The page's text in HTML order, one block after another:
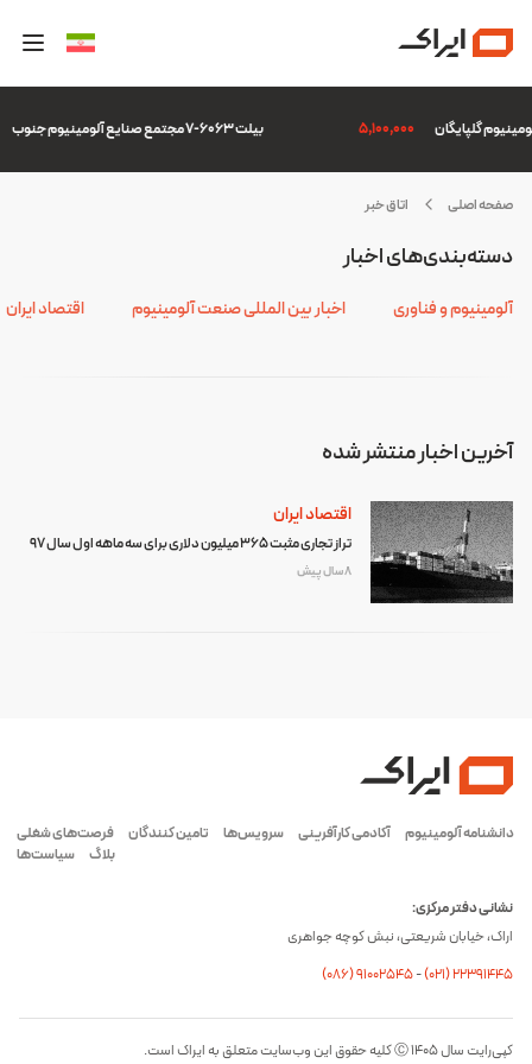
بیلت 6063-7 مجتمع صنایع آلومینیوم جنوب 5,100,000
صفحه اصلی اتاق خبر
صادرات
نفتی
آخرین اخبار منتشر شده
اقتصاد ایران
تراز تجاری مثبت 365 میلیون دلاری برای سه ماهه اول سال 97
8 سال پیش
دسته‌بندی‌های اخبار
آلومینیوم و فناوری اخبار بین المللی صنعت آلومینیوم اقتصاد ایران
دانشنامه آلومینیوم آکادمی کارآفرینی سرویس‌ها تامین کنندگان
فرصت‌های شغلی
بلاگ
سیاست‌ها
نشانی دفتر مرکزی:
اراک، خیابان شریعتی، نبش کوچه جواهری
(۰۸۶) ۹۱۰۰۲۵۴۵-(۰21) 22391445
کپی‌رایت سال ۱۴۰۵ Ⓒ کلیه حقوق این وب‌سایت متعلق به ایراک است.